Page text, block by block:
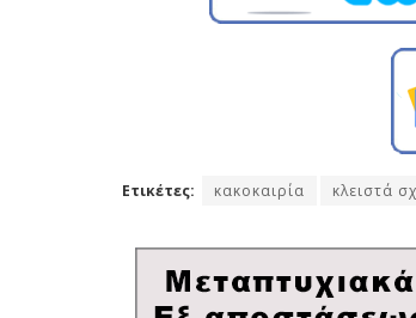
Ετικέτες: κακοκαιρία κλειστά